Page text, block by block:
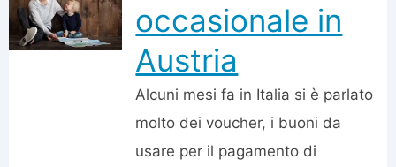
occasionale in
Austria
Alcuni mesi fa in Italia si è parlato
molto dei voucher, i buoni da
usare per il pagamento di